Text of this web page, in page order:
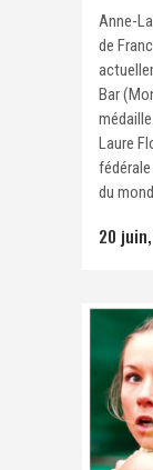
Anne-
de
Bar
Laure
du
20